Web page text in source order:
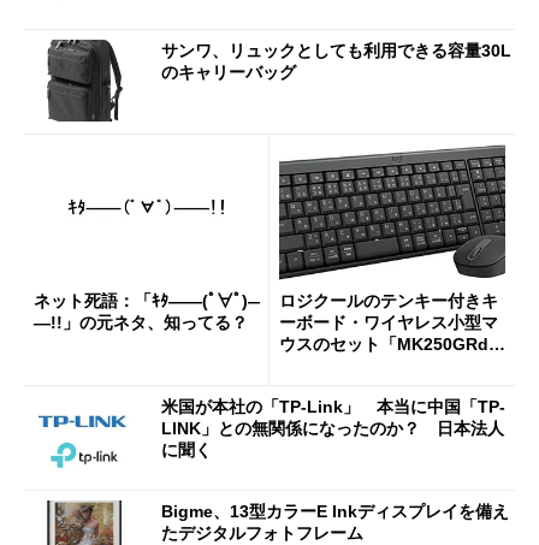
サンワ、リュックとしても利用できる容量30L
のキャリーバッグ
ネット死語：「ｷﾀ――(ﾟ∀ﾟ)―
―!!」の元ネタ、知ってる？
ロジクールのテンキー付きキ
ーボード・ワイヤレス小型マ
ウスのセット「MK250GRd」
米国が本社の「TP-Link」 本当に中国「TP-
LINK」との無関係になったのか？ 日本法人
に聞く
Bigme、13型カラーE Inkディスプレイを備え
たデジタルフォトフレーム